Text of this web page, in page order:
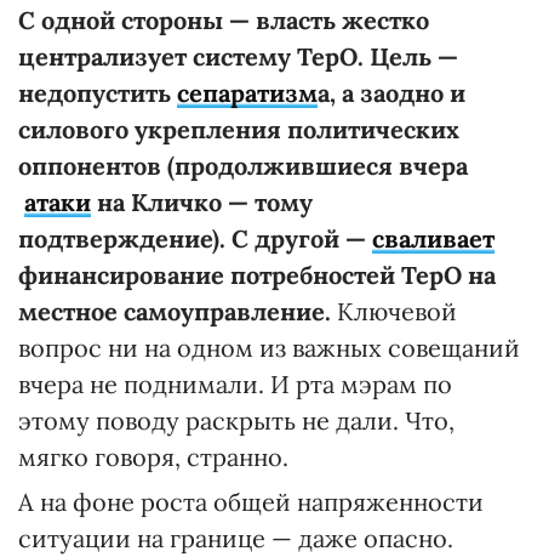
С одной стороны — власть жестко
централизует систему ТерО. Цель —
недопустить сепаратизма, а заодно и
силового укрепления политических
оппонентов (продолжившиеся вчера
атаки на Кличко — тому
подтверждение). С другой — сваливает
финансирование потребностей ТерО на
местное самоуправление. Ключевой
вопрос ни на одном из важных совещаний
вчера не поднимали. И рта мэрам по
этому поводу раскрыть не дали. Что,
мягко говоря, странно.
А на фоне роста общей напряженности
ситуации на границе — даже опасно.